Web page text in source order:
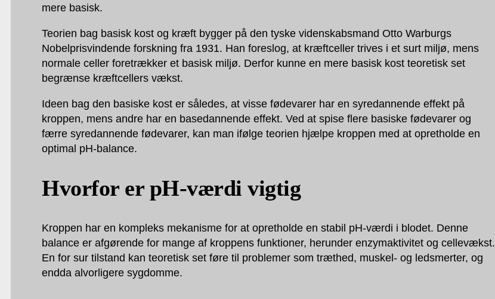
mere basisk.
Teorien bag basisk kost og kræft bygger på den tyske videnskabsmand Otto Warburgs
Nobelprisvindende forskning fra 1931. Han foreslog, at kræftceller trives i et surt miljø, mens
normale celler foretrækker et basisk miljø. Derfor kunne en mere basisk kost teoretisk set
begrænse kræftcellers vækst.
Ideen bag den basiske kost er således, at visse fødevarer har en syredannende effekt på
kroppen, mens andre har en basedannende effekt. Ved at spise flere basiske fødevarer og
færre syredannende fødevarer, kan man ifølge teorien hjælpe kroppen med at opretholde en
optimal pH-balance.
Hvorfor er pH-værdi vigtig
Kroppen har en kompleks mekanisme for at opretholde en stabil pH-værdi i blodet. Denne
balance er afgørende for mange af kroppens funktioner, herunder enzymaktivitet og cellevækst.
En for sur tilstand kan teoretisk set føre til problemer som træthed, muskel- og ledsmerter, og
endda alvorligere sygdomme.